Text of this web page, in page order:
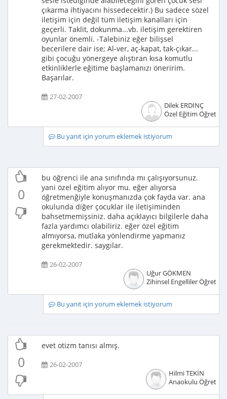
çıkarma ihtiyacını hissedecektir.) Bu sadece sözel
iletişim için değil tüm iletişim kanalları için
geçerli. Taklit, dokunma...vb. iletişim gerektiren
oyunlar önemli. -Talebiniz eğer bilişsel
becerilere dair ise; Al-ver, aç-kapat, tak-çıkar...
gibi çocuğu yönergeye alıştıran kısa komutlu
etkinliklerle eğitime başlamanızı öneririm.
Başarılar.
27-02-2007
Dilek ERDİNÇ
Özel Eğitim
Bu yanıt için yorum eklemek istiyorum
0
bu öğrenci ile ana sınıfında mı çalışıyorsunuz.
yani özel eğitim alıyor mu. eğer alıyorsa
öğretmenğiyle konuşmanızda çok fayda var. ana
okulunda diğer çocuklar ile iletişiminden
bahsetmemişsiniz. daha açıklayıcı bilgilerle daha
fazla yardımcı olabiliriz. eğer özel eğitim
almıyorsa, mutlaka yönlendirme yapmanız
gerekmektedir. saygılar.
26-02-2007
Uğur GÖKMEN
Zihinsel Engelliler
Bu yanıt için yorum eklemek istiyorum
0
evet otizm tanısı almış.
26-02-2007
Hilmi TEKİN
Anaokulu